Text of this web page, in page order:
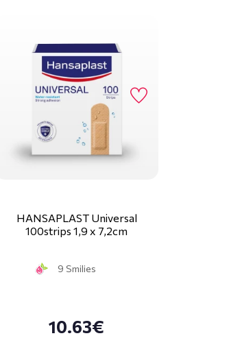
HANSAPLAST Universal
100strips 1,9 x 7,2cm
9 Smilies
10.63€